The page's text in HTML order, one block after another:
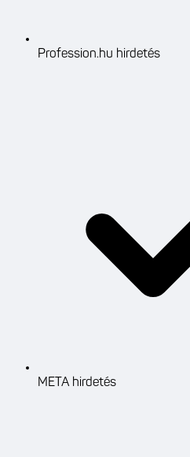
Profession.hu hirdetés
META hirdetés